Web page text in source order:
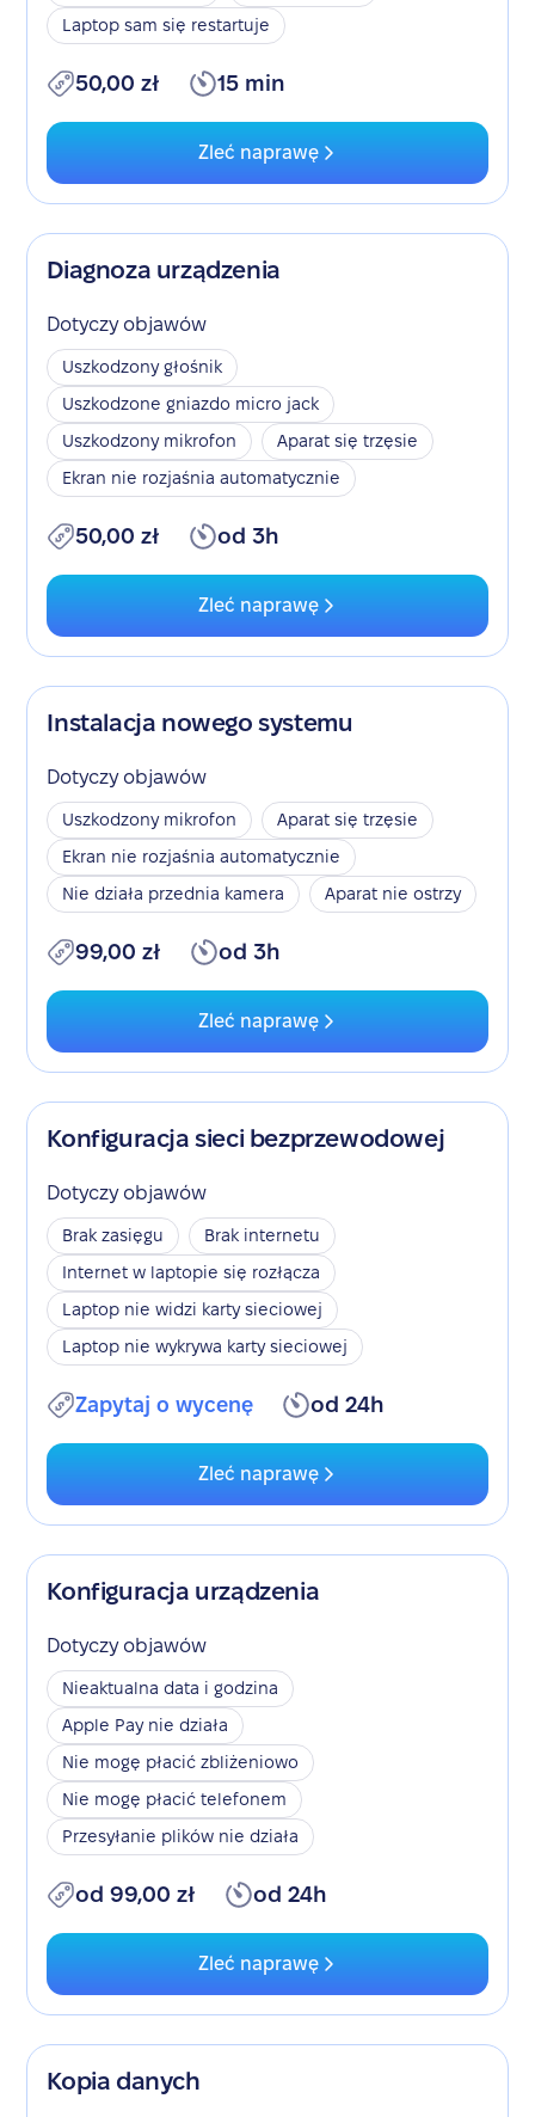
Laptop sam się restartuje
50,00 zł 15 min
Zleć naprawę
Diagnoza urządzenia
Dotyczy objawów
Uszkodzony głośnik
Uszkodzone gniazdo micro jack
Uszkodzony mikrofon
Aparat się trzęsie
Ekran nie rozjaśnia automatycznie
50,00 zł od 3h
Zleć naprawę
Instalacja nowego systemu
Dotyczy objawów
Uszkodzony mikrofon
Aparat się trzęsie
Ekran nie rozjaśnia automatycznie
Nie działa przednia kamera
Aparat nie ostrzy
99,00 zł od 3h
Zleć naprawę
Konfiguracja sieci bezprzewodowej
Dotyczy objawów
Brak zasięgu
Brak internetu
Internet w laptopie się rozłącza
Laptop nie widzi karty sieciowej
Laptop nie wykrywa karty sieciowej
Zapytaj o wycenę od 24h
Zleć naprawę
Konfiguracja urządzenia
Dotyczy objawów
Nieaktualna data i godzina
Apple Pay nie działa
Nie mogę płacić zbliżeniowo
Nie mogę płacić telefonem
Przesyłanie plików nie działa
od 99,00 zł od 24h
Zleć naprawę
Kopia danych